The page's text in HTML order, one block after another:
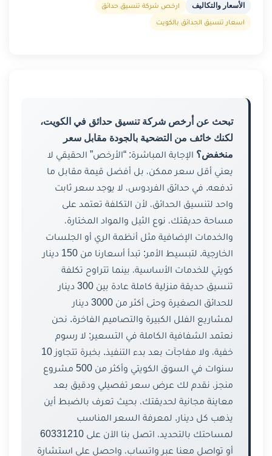
الأسعار والتكاليف
ارخص شركة تنسيق حدائق
اسعار تنسيق الحدائق بالكويت
تبحث عن أرخص شركة تنسيق حدائق في الكويت،
لكنك خائف من التضحية بالجودة مقابل سعر
منخفض؟ الإجابة المباشرة: “الأرخص” الحقيقي لا
يعني أقل سعر ممكن، بل أفضل قيمة مقابل ما
تدفعه. في حدائق الفردوس، لا يوجد سعر ثابت
واحد لتنسيق الحدائق، لأن التكلفة تعتمد على
مساحة حديقتك، نوع الثيل والمواد المختارة،
والخدمات الإضافية مثل أنظمة الري أو الجلسات
الخارجية. لتبسيط الأمر: تبدأ أسعارنا من 150 دينار
كويتي للخدمات الأساسية، بينما تتراوح تكلفة
تنسيق حديقة منزلية كاملة عادة بين 300 دينار
للحدائق الصغيرة وحتى أكثر من 3000 دينار
لمشاريع الفلل الكبيرة والتصاميم الفاخرة. نحن
نعتمد الشفافية الكاملة في التسعير: لا رسوم
خفية، ولا مفاجآت بعد بدء التنفيذ. بخبرة تتجاوز 10
سنوات في السوق الكويتي وأكثر من 500 مشروع
منجز، نقدم لك عرض سعر تفصيلي ودقيق بعد
معاينة مجانية لحديقتك، بحيث تعرف بالضبط أين
يذهب كل دينار. لمعرفة السعر المناسب
لمساحتك بالتحديد، اتصل بنا الآن على 60331210
أو تواصل معنا عبر واتساب، واحصل على استشارة